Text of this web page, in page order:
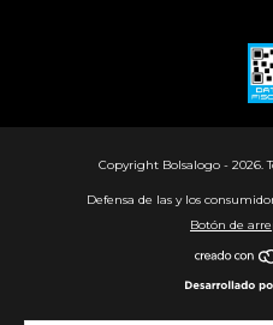
Copyright Bolsalogo - 2026.
Defensa de las y los
Botón de